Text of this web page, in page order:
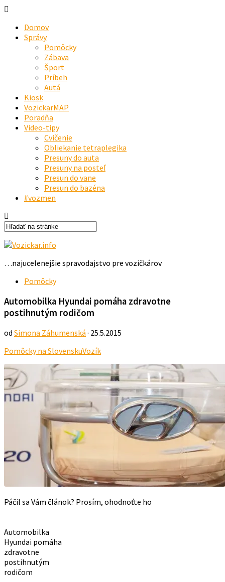
Domov
Správy
Pomôcky
Zábava
Šport
Príbeh
Autá
Kiosk
VozickarMAP
Poradňa
Video-tipy
Cvičenie
Obliekanie tetraplegika
Presuny do auta
Presuny na posteľ
Presun do vane
Presun do bazéna
#vozmen
…najucelenejšie spravodajstvo pre vozičkárov
Pomôcky
Automobilka Hyundai pomáha zdravotne
postihnutým rodičom
od Simona Záhumenská · 25.5.2015
Pomôcky na SlovenskuVozík
Páčil sa Vám článok? Prosím, ohodnoťte ho
Automobilka
Hyundai pomáha
zdravotne
postihnutým
rodičom